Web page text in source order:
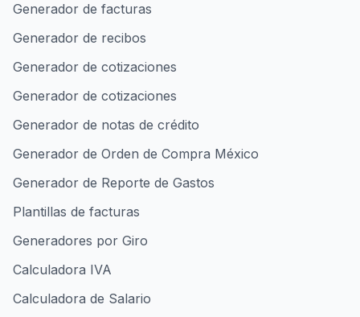
Generador de facturas
Generador de recibos
Generador de cotizaciones
Generador de cotizaciones
Generador de notas de crédito
Generador de Orden de Compra México
Generador de Reporte de Gastos
Plantillas de facturas
Generadores por Giro
Calculadora IVA
Calculadora de Salario